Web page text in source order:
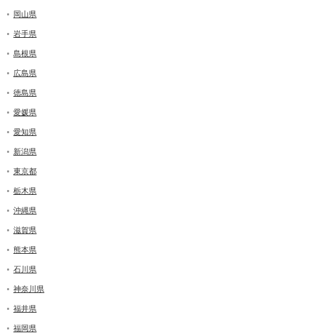
岡山県
岩手県
島根県
広島県
徳島県
愛媛県
愛知県
新潟県
東京都
栃木県
沖縄県
滋賀県
熊本県
石川県
神奈川県
福井県
福岡県